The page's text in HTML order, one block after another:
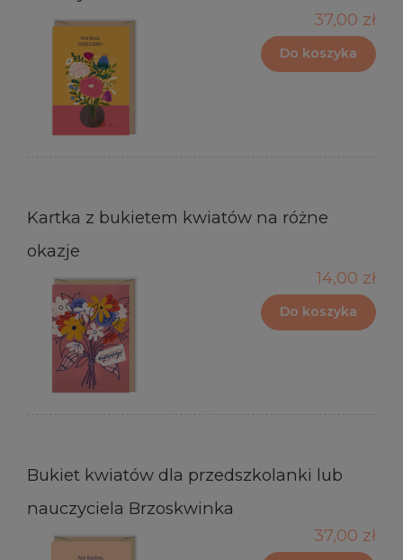
37,00 zł
Do koszyka
Kartka z bukietem kwiatów na różne
okazje
14,00 zł
Do koszyka
Bukiet kwiatów dla przedszkolanki lub
nauczyciela Brzoskwinka
37,00 zł